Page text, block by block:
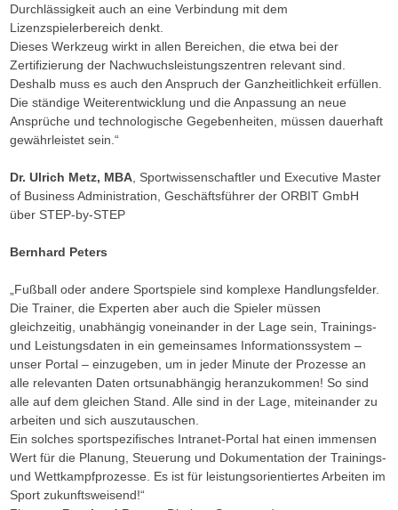
Durchlässigkeit auch an eine Verbindung mit dem
Lizenzspielerbereich denkt.
Dieses Werkzeug wirkt in allen Bereichen, die etwa bei der
Zertifizierung der Nachwuchsleistungszentren relevant sind.
Deshalb muss es auch den Anspruch der Ganzheitlichkeit erfüllen.
Die ständige Weiterentwicklung und die Anpassung an neue
Ansprüche und technologische Gegebenheiten, müssen dauerhaft
gewährleistet sein.“
Dr. Ulrich Metz, MBA , Sportwissenschaftler und Executive Master
of Business Administration, Geschäftsführer der ORBIT GmbH
über STEP-by-STEP
Bernhard Peters
„Fußball oder andere Sportspiele sind komplexe Handlungsfelder.
Die Trainer, die Experten aber auch die Spieler müssen
gleichzeitig, unabhängig voneinander in der Lage sein, Trainings-
und Leistungsdaten in ein gemeinsames Informationssystem –
unser Portal – einzugeben, um in jeder Minute der Prozesse an
alle relevanten Daten ortsunabhängig heranzukommen! So sind
alle auf dem gleichen Stand. Alle sind in der Lage, miteinander zu
arbeiten und sich auszutauschen.
Ein solches sportspezifisches Intranet-Portal hat einen immensen
Wert für die Planung, Steuerung und Dokumentation der Trainings-
und Wettkampfprozesse. Es ist für leistungsorientiertes Arbeiten im
Sport zukunftsweisend!“